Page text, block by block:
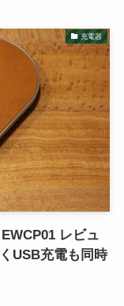
充電器
レビュ
USB充電も同時